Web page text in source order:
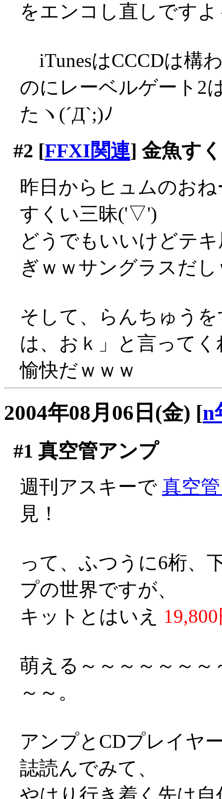
をエンコし直しです
iTunesはCCCDは構
のにレーベルゲート2
たヽ(´Д`;)ﾉ
#2 [FFXI関連] 金魚す
昨日からヒュムのお
すくい三昧('▽')
どうでもいいけどテ
ぎｗｗサングラスだ
そして、らんちゅう
は、おｋ」と言って
愉快だｗｗｗ
2004年08月06日(金) [n
#1 真空管アンプ
週刊アスキーで 真空
見！
って、ふつうに6桁、
プの世界ですが、
キットとはいえ
萌える～～～～～～
～～。
アンプとCDプレイヤ
誌読んでみて、